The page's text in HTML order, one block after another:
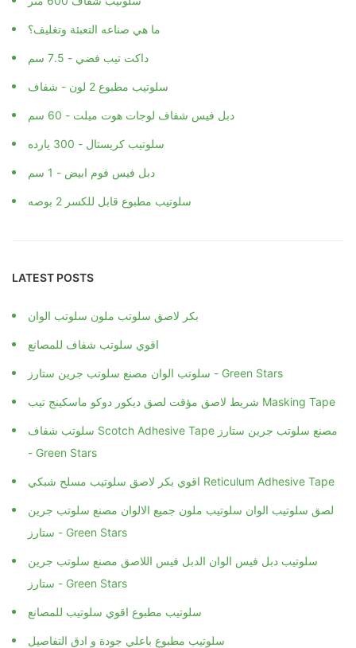
ما هي صناعه التعبئة وتغليف؟
داكت تيب فضي - 7.5 سم
سلوتيب مطبوع 2 لون - شفاف
دبل فيس شفاف لوجات هوت ميلت - 60 سم
سلوتيب كريستال - 300 يارده
دبل فيس فوم ابيض - 1 سم
سلوتيب مطبوع قابل للكسر 2 بوصه
LATEST POSTS
بكر لاصق سلوتب ملون سلوتب الوان
اقوي سلوتب شفاف للمصانع
سلوتب الوان مصنع سلوتب جرين ستارز - Green Stars
شريط لاصق مؤقت لصق ديكور دوكو ماسكينج تيب Masking Tape
سلوتب شفاف Scotch Adhesive Tape مصنع سلوتب جرين ستارز
- Green Stars
اقوي بكر لاصق سلوتيب مسلح شبكي Reticulum Adhesive Tape
لصق سلوتيب الوان سلوتيب ملون جميع الالوان مصنع سلوتب جرين
ستارز - Green Stars
سلوتيب دبل فيس الوان الدبل فيس اللاصق مصنع سلوتب جرين
ستارز - Green Stars
سلوتيب مطبوع اقوي سلوتيب للمصانع
سلوتيب مطبوع باعلي جودة و ادق التفاصيل